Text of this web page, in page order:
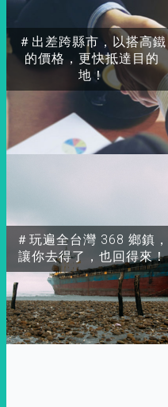
＃出差跨縣市，以搭高鐵
的價格，更快抵達目的
地！
＃玩遍全台灣 368 鄉鎮，
讓你去得了，也回得來！